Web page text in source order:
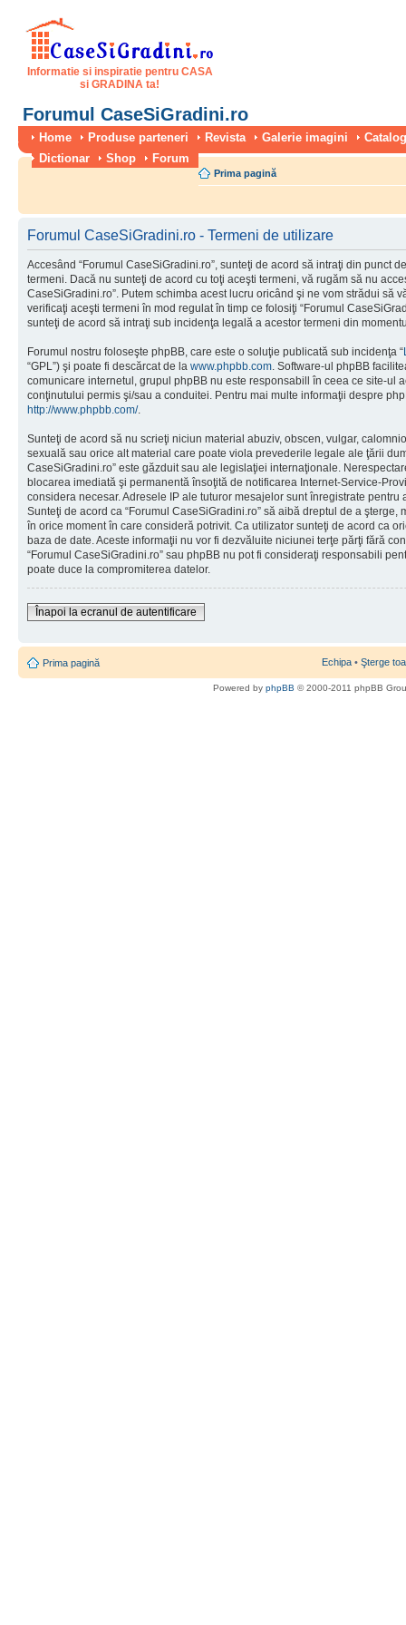
Informatie si inspiratie pentru CASA
si GRADINA ta!
Forumul CaseSiGradini.ro
Home Produse parteneri Revista Galerie imagini
Dictionar
Shop Forum
Prima pagină
Forumul CaseSiGradini.ro - Termeni de utilizare
Accesând “Forumul CaseSiGradini.ro”, sunteţi de acord să intraţi din punct
termeni. Dacă nu sunteţi de acord cu toţi aceşti termeni, vă rugăm să nu
CaseSiGradini.ro”. Putem schimba acest lucru oricând şi ne vom strădui să
verificaţi aceşti termeni în mod regulat în timp ce folosiţi “Forumul
sunteţi de acord să intraţi sub incidenţa legală a acestor termeni din
Forumul nostru foloseşte phpBB, care este o soluţie publicată sub incidenţa “
“GPL”) şi poate fi descărcat de la www.phpbb.com. Software-ul phpBB
comunicare internetul, grupul phpBB nu este responsabill în ceea ce site-ul
conţinutului permis şi/sau a conduitei. Pentru mai multe informaţii despre
http://www.phpbb.com/.
Sunteţi de acord să nu scrieţi niciun material abuziv, obscen, vulgar,
sexuală sau orice alt material care poate viola prevederile legale ale ţării
CaseSiGradini.ro” este găzduit sau ale legislaţiei internaţionale.
blocarea imediată şi permanentă însoţită de notificarea Internet-Service-
considera necesar. Adresele IP ale tuturor mesajelor sunt înregistrate
Sunteţi de acord ca “Forumul CaseSiGradini.ro” să aibă dreptul de a
în orice moment în care consideră potrivit. Ca utilizator sunteţi de acord ca
baza de date. Aceste informaţii nu vor fi dezvăluite niciunei terţe părţi fără
“Forumul CaseSiGradini.ro” sau phpBB nu pot fi consideraţi responsabili
poate duce la compromiterea datelor.
Înapoi la ecranul de autentificare
Prima pagină Echipa • Şterge
Powered by phpBB © 2000-2011 phpBB